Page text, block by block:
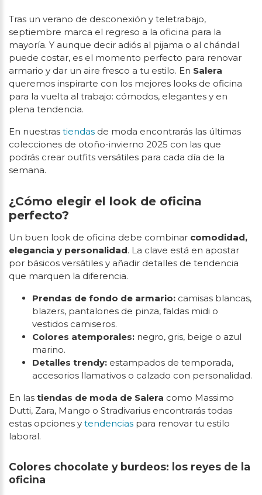
Tras un verano de desconexión y teletrabajo,
septiembre marca el regreso a la oficina para la
mayoría. Y aunque decir adiós al pijama o al chándal
puede costar, es el momento perfecto para renovar
armario y dar un aire fresco a tu estilo. En Salera
queremos inspirarte con los mejores looks de oficina
para la vuelta al trabajo: cómodos, elegantes y en
plena tendencia.
En nuestras tiendas de moda encontrarás las últimas
colecciones de otoño-invierno 2025 con las que
podrás crear outfits versátiles para cada día de la
semana.
¿Cómo elegir el look de oficina
perfecto?
Un buen look de oficina debe combinar comodidad,
elegancia y personalidad. La clave está en apostar
por básicos versátiles y añadir detalles de tendencia
que marquen la diferencia.
Prendas de fondo de armario: camisas blancas,
blazers, pantalones de pinza, faldas midi o
vestidos camiseros.
Colores atemporales: negro, gris, beige o azul
marino.
Detalles trendy: estampados de temporada,
accesorios llamativos o calzado con personalidad.
En las tiendas de moda de Salera como Massimo
Dutti, Zara, Mango o Stradivarius encontrarás todas
estas opciones y tendencias para renovar tu estilo
laboral.
Colores chocolate y burdeos: los reyes de la
oficina